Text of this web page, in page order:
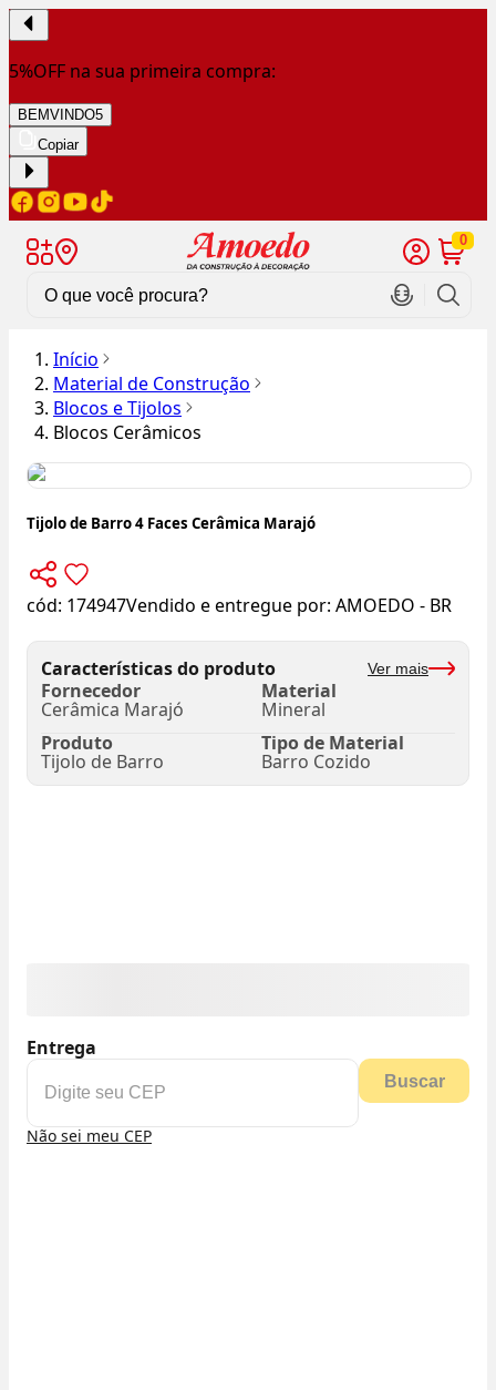
5%OFF na sua primeira compra:
BEMVINDO5
Copiar
0
Início
Material de Construção
Blocos e Tijolos
Blocos Cerâmicos
Tijolo de Barro 4 Faces Cerâmica Marajó
cód: 174947Vendido e entregue por: AMOEDO - BR
Características do produto Ver mais
Fornecedor
Cerâmica Marajó
Material
Mineral
Produto
Tijolo de Barro
Tipo de Material
Barro Cozido
Entrega
Buscar
Não sei meu CEP